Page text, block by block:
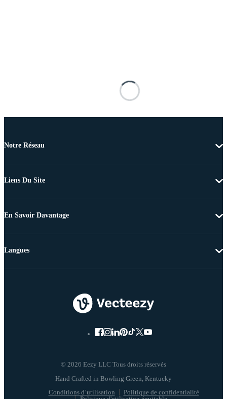
Notre Réseau
Liens Du Site
En Savoir Davantage
© 2026 Eezy LLC Tous droits réservés
Conditions d’utilisation
Politique de confidentialité
Langues